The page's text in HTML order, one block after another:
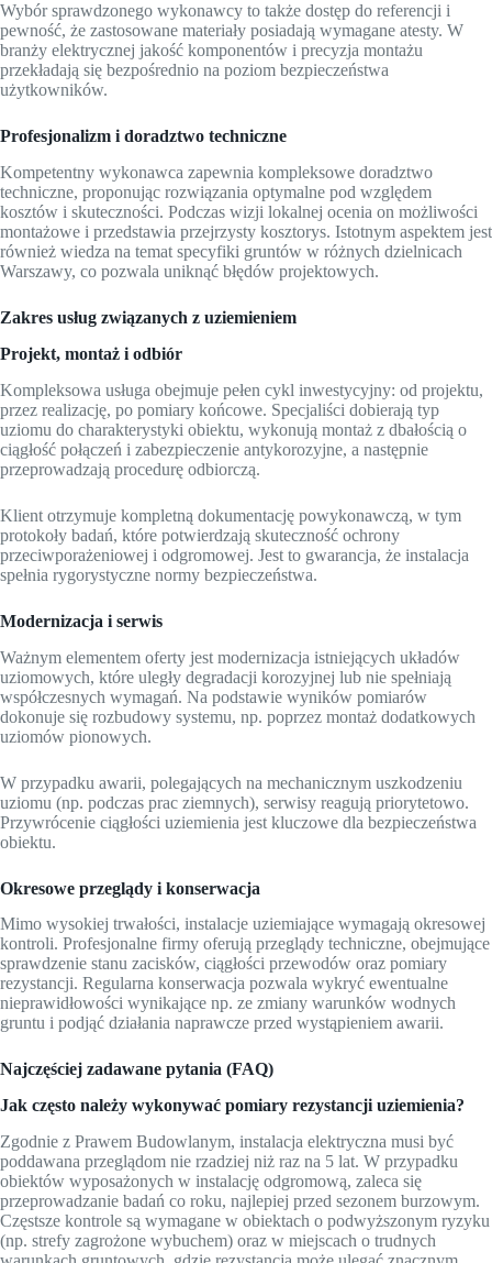
Wybór sprawdzonego wykonawcy to także dostęp do referencji i
pewność, że zastosowane materiały posiadają wymagane atesty. W
branży elektrycznej jakość komponentów i precyzja montażu
przekładają się bezpośrednio na poziom bezpieczeństwa
użytkowników.
Profesjonalizm i doradztwo techniczne
Kompetentny wykonawca zapewnia kompleksowe doradztwo
techniczne, proponując rozwiązania optymalne pod względem
kosztów i skuteczności. Podczas wizji lokalnej ocenia on możliwości
montażowe i przedstawia przejrzysty kosztorys. Istotnym aspektem jest
również wiedza na temat specyfiki gruntów w różnych dzielnicach
Warszawy, co pozwala uniknąć błędów projektowych.
Zakres usług związanych z uziemieniem
Projekt, montaż i odbiór
Kompleksowa usługa obejmuje pełen cykl inwestycyjny: od projektu,
przez realizację, po pomiary końcowe. Specjaliści dobierają typ
uziomu do charakterystyki obiektu, wykonują montaż z dbałością o
ciągłość połączeń i zabezpieczenie antykorozyjne, a następnie
przeprowadzają procedurę odbiorczą.
Klient otrzymuje kompletną dokumentację powykonawczą, w tym
protokoły badań, które potwierdzają skuteczność ochrony
przeciwporażeniowej i odgromowej. Jest to gwarancja, że instalacja
spełnia rygorystyczne normy bezpieczeństwa.
Modernizacja i serwis
Ważnym elementem oferty jest modernizacja istniejących układów
uziomowych, które uległy degradacji korozyjnej lub nie spełniają
współczesnych wymagań. Na podstawie wyników pomiarów
dokonuje się rozbudowy systemu, np. poprzez montaż dodatkowych
uziomów pionowych.
W przypadku awarii, polegających na mechanicznym uszkodzeniu
uziomu (np. podczas prac ziemnych), serwisy reagują priorytetowo.
Przywrócenie ciągłości uziemienia jest kluczowe dla bezpieczeństwa
obiektu.
Okresowe przeglądy i konserwacja
Mimo wysokiej trwałości, instalacje uziemiające wymagają okresowej
kontroli. Profesjonalne firmy oferują przeglądy techniczne, obejmujące
sprawdzenie stanu zacisków, ciągłości przewodów oraz pomiary
rezystancji. Regularna konserwacja pozwala wykryć ewentualne
nieprawidłowości wynikające np. ze zmiany warunków wodnych
gruntu i podjąć działania naprawcze przed wystąpieniem awarii.
Najczęściej zadawane pytania (FAQ)
Jak często należy wykonywać pomiary rezystancji uziemienia?
Zgodnie z Prawem Budowlanym, instalacja elektryczna musi być
poddawana przeglądom nie rzadziej niż raz na 5 lat. W przypadku
obiektów wyposażonych w instalację odgromową, zaleca się
przeprowadzanie badań co roku, najlepiej przed sezonem burzowym.
Częstsze kontrole są wymagane w obiektach o podwyższonym ryzyku
(np. strefy zagrożone wybuchem) oraz w miejscach o trudnych